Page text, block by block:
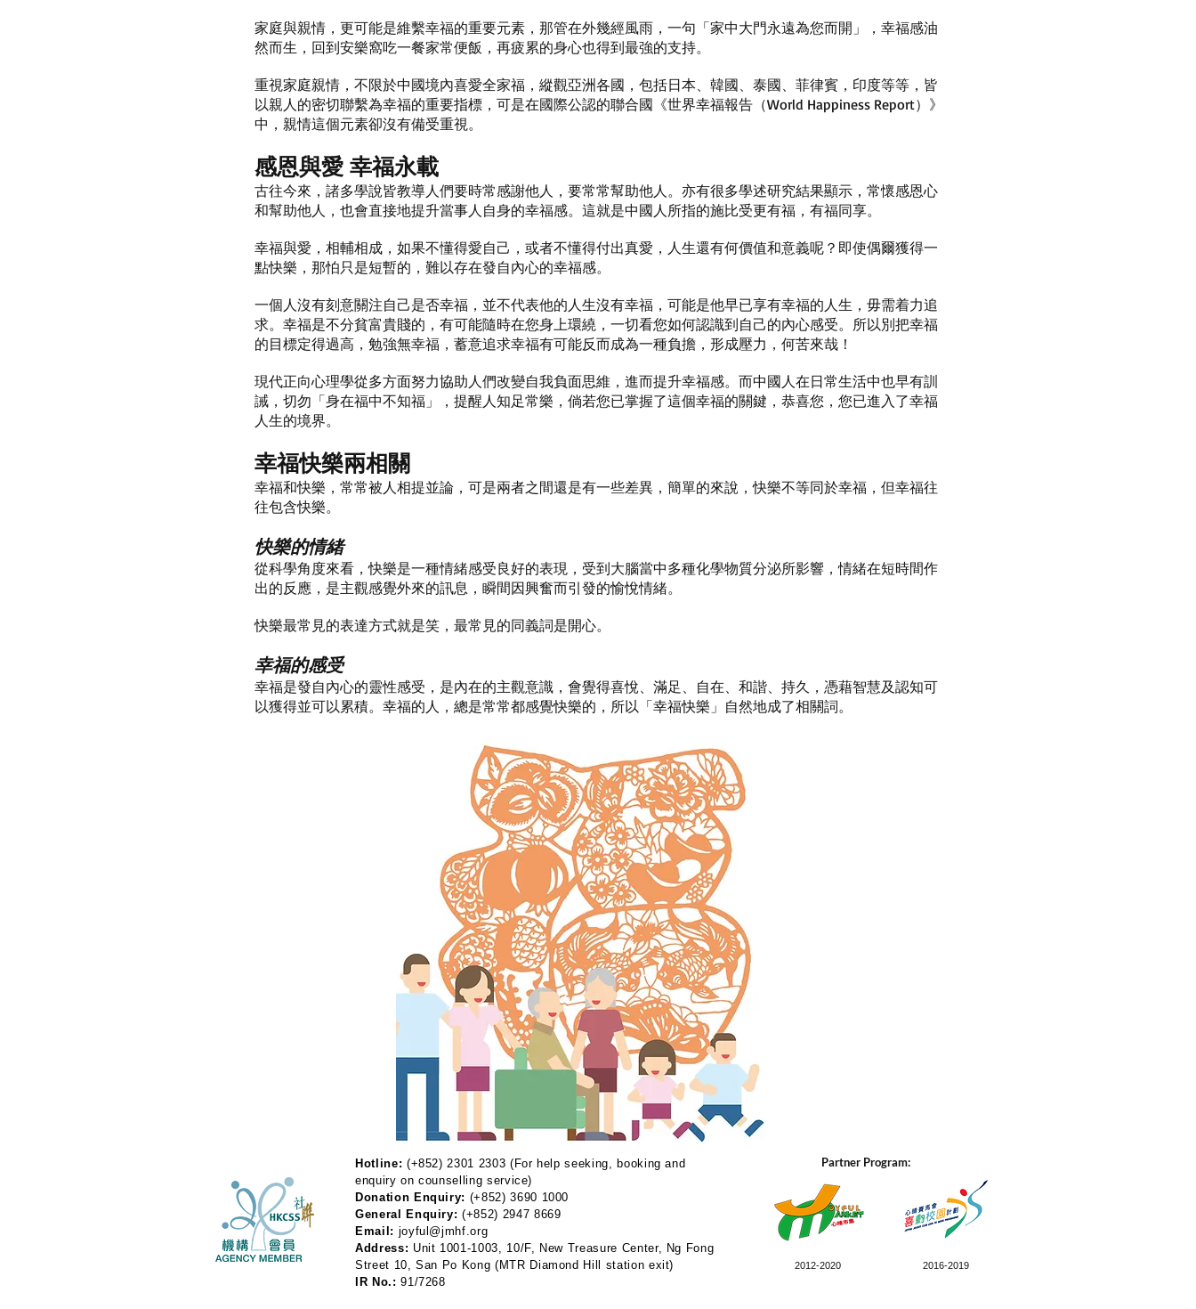
家庭與親情，更可能是維繫幸福的重要元素，那管在外幾經風雨，一句「家中大門永遠為您而開」，幸福感油
然而生，回到安樂窩吃一餐家常便飯，再疲累的身心也得到最強的支持。
重視家庭親情，不限於中國境內喜愛全家福，縱觀亞洲各國，包括日本、韓國、泰國、菲律賓，印度等等，皆
以親人的密切聯繫為幸福的重要指標，可是在國際公認的聯合國《世界幸福報告（World Happiness Report）》
中，親情這個元素卻沒有備受重視。
感恩與愛 幸福永載
古往今來，諸多學說皆教導人們要時常感謝他人，要常常幫助他人。亦有很多學述研究結果顯示，常懷感恩心
和幫助他人，也會直接地提升當事人自身的幸福感。這就是中國人所指的施比受更有福，有福同享。
幸福與愛，相輔相成，如果不懂得愛自己，或者不懂得付出真愛，人生還有何價值和意義呢？即使偶爾獲得一
點快樂，那怕只是短暫的，難以存在發自內心的幸福感。
一個人沒有刻意關注自己是否幸福，並不代表他的人生沒有幸福，可能是他早已享有幸福的人生，毋需着力追
求。幸福是不分貧富貴賤的，有可能隨時在您身上環繞，一切看您如何認識到自己的內心感受。所以別把幸福
的目標定得過高，勉強無幸福，蓄意追求幸福有可能反而成為一種負擔，形成壓力，何苦來哉！
現代正向心理學從多方面努力協助人們改變自我負面思維，進而提升幸福感。而中國人在日常生活中也早有訓
誡，切勿「身在福中不知福」，提醒人知足常樂，倘若您已掌握了這個幸福的關鍵，恭喜您，您已進入了幸福
人生的境界。
幸福快樂兩相關
幸福和快樂，常常被人相提並論，可是兩者之間還是有一些差異，簡單的來說，快樂不等同於幸福，但幸福往
往包含快樂。
快樂的情緒
從科學角度來看，快樂是一種情緒感受良好的表現，受到大腦當中多種化學物質分泌所影響，情緒在短時間作
出的反應，是主觀感覺外來的訊息，瞬間因興奮而引發的愉悅情緒。
快樂最常見的表達方式就是笑，最常見的同義詞是開心。
幸福的感受
幸福是發自內心的靈性感受，是內在的主觀意識，會覺得喜悅、滿足、自在、和諧、持久，憑藉智慧及認知可
以獲得並可以累積。幸福的人，總是常常都感覺快樂的，所以「幸福快樂」自然地成了相關詞。
Hotline: (+852) 2301 2303 (For help seeking, booking and
enquiry on counselling service)
Donation Enquiry: (+852) 3690 1000
General Enquiry: (+852) 2947 8669
Email: joyful@jmhf.org
Address: Unit 1001-1003, 10/F, New Treasure Center, Ng Fong
Street 10, San Po Kong (MTR Diamond Hill station exit)
IR No.: 91/7268
Partner Program:
2012-2020 2016-2019